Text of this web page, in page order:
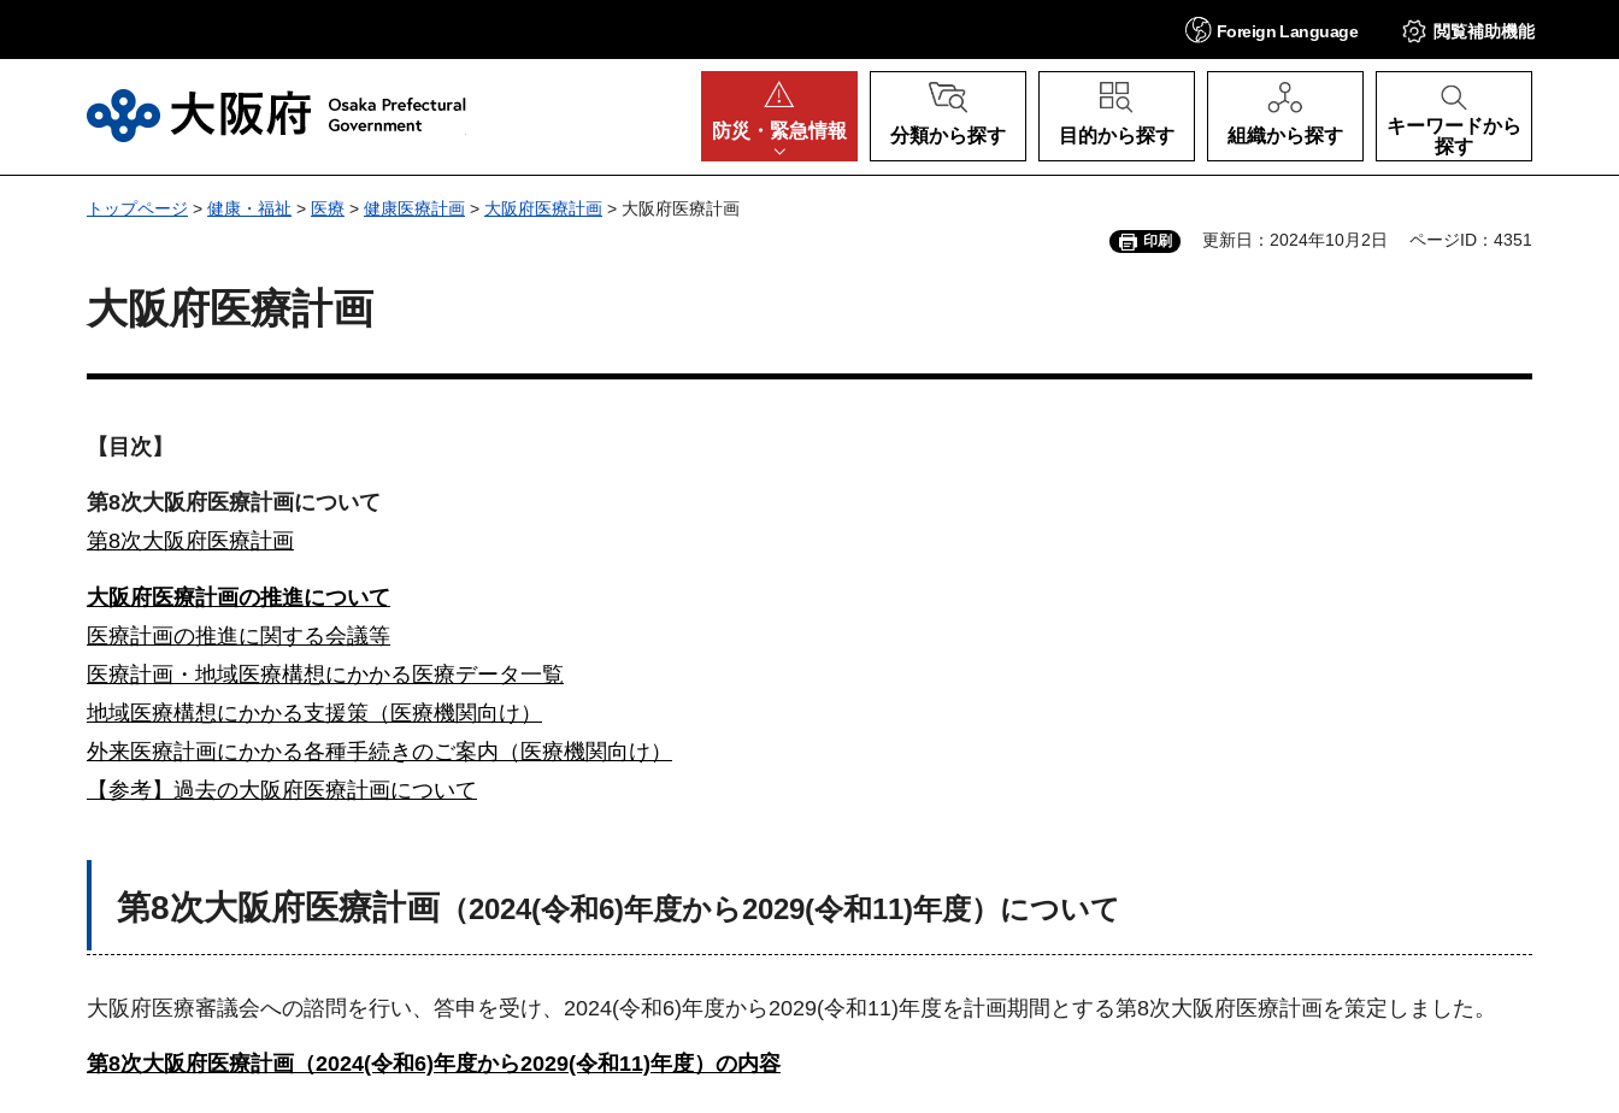
Foreign Language 閲覧補助機能
防災・ 緊急情報 分類から探す 目的から探す 組織から探す
キーワードから
探す
トップページ > 健康・福祉 > 医療 > 健康医療計画 > 大阪府医療計画 > 大阪府医療計画
印刷 更新日：2024年10月2日 ページID：4351
大阪府医療計画
【目次】
第8次大阪府医療計画について
第8次大阪府医療計画
大阪府医療計画の推進について
医療計画の推進に関する会議等
医療計画・地域医療構想にかかる医療データ一覧
地域医療構想にかかる支援策（医療機関向け）
外来医療計画にかかる各種手続きのご案内（医療機関向け）
【参考】過去の大阪府医療計画について
第8次大阪府医療計画 （2024(令和6)年度から2029(令和11)年度）について
大阪府医療審議会への諮問を行い、答申を受け、2024(令和6)年度から2029(令和11)年度を計画期間とする第8次大阪府医療計画を策定しました。
第8次大阪府医療計画（2024(令和6)年度から2029(令和11)年度）の内容